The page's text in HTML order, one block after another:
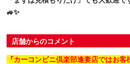
🚙✨
店舗からのコメント
『カーコンビニ倶楽部逢妻店ではお